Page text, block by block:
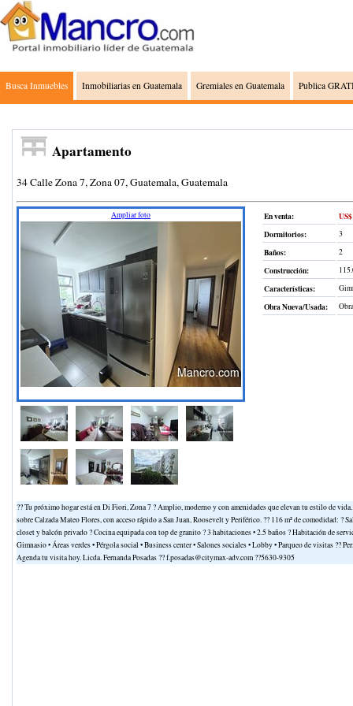
Busca Inmuebles Inmobiliarias en Guatemala Gremiales en Guatemala Publica
Apartamento
34 Calle Zona 7, Zona 07, Guatemala, Guatemala
Ampliar foto En venta:
Dormitorios:
3
Baños: 2
Construcción:
Características:
Obra Nueva/Usada:
?? Tu próximo hogar está en Di Fiori, Zona 7 ? Amplio, moderno y con amenidades que elevan tu estilo de
sobre Calzada Mateo Flores, con acceso rápido a San Juan, Roosevelt y Periférico. ?? 116 m² de comodidad: ?
closet y balcón privado ? Cocina equipada con top de granito ? 3 habitaciones • 2.5 baños ? Habitación de
Gimnasio • Áreas verdes • Pérgola social • Business center • Salones sociales • Lobby • Parqueo de visitas ??
Agenda tu visita hoy. Licda. Fernanda Posadas ?? f.posadas@citymax-adv.com ??5630-9305